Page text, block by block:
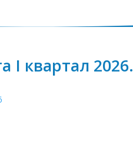
I квартал 2026.